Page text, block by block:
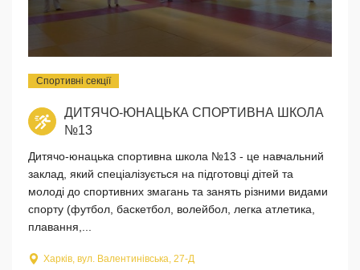
Спортивні секції
ДИТЯЧО-ЮНАЦЬКА СПОРТИВНА ШКОЛА
№13
Дитячо-юнацька спортивна школа №13 - це навчальний
заклад, який спеціалізується на підготовці дітей та
молоді до спортивних змагань та занять різними видами
спорту (футбол, баскетбол, волейбол, легка атлетика,
плавання,...
Харків, вул. Валентинівська, 27-Д